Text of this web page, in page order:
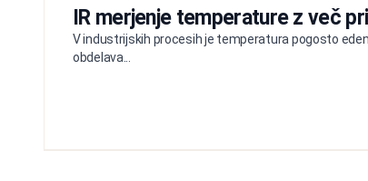
IR merjenje temperature z več
V industrijskih procesih je temperatura pogosto
obdelava...